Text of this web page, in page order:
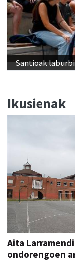
Santioak
Ikusienak
Aita
ondorengoen